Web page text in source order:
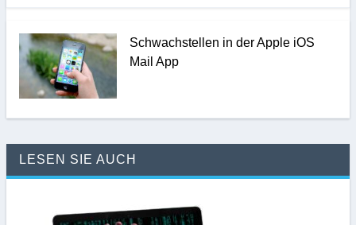
Schwachstellen in der Apple iOS
Mail App
LESEN SIE AUCH